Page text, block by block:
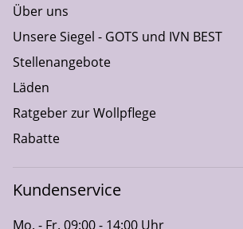
Über uns
Unsere Siegel - GOTS und IVN BEST
Stellenangebote
Läden
Ratgeber zur Wollpflege
Rabatte
Kundenservice
Mo. - Fr. 09:00 - 14:00 Uhr